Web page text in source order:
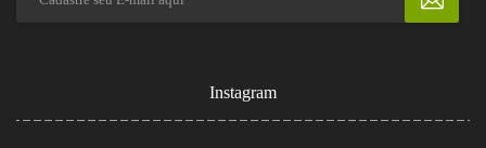
Instagram